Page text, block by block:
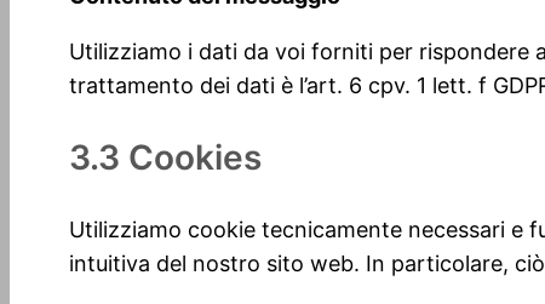
Utilizziamo i dati da voi forniti per rispondere
trattamento dei dati è l’art. 6 cpv. 1 lett. f
3.3 Cookies
Utilizziamo cookie tecnicamente necessari e
intuitiva del nostro sito web. In particolare,